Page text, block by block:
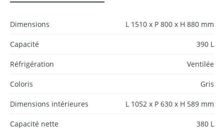
Dimensions L 1510 x P 800 x H 880 mm
Capacité 390 L
Réfrigération Ventilée
Coloris Gris
Dimensions intérieures L 1052 x P 630 x H 589 mm
Capacité nette 380 L